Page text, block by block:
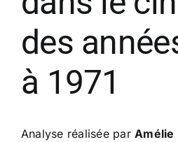
des
à 1971
Analyse réalisée parAmélie